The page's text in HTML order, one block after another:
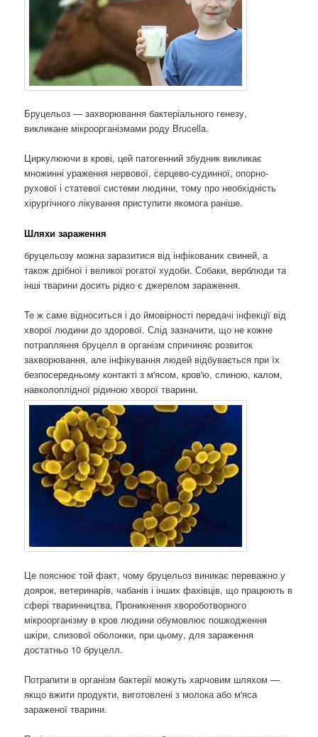
Бруцельоз — захворювання бактеріального генезу,
викликане мікроорганізмами роду Brucella.
Циркулюючи в крові, цей патогенний збудник викликає
множинні ураження нервової, серцево-судинної, опорно-
рухової і статевої системи людини, тому про необхідність
хірургічного лікування приступити якомога раніше.
Шляхи зараження
бруцельозу можна заразитися від інфікованих свиней, а
також дрібної і великої рогатої худоби. Собаки, верблюди та
інші тварини досить рідко є джерелом зараження.
Те ж саме відноситься і до ймовірності передачі інфекції від
хворої людини до здорової. Слід зазначити, що не кожне
потрапляння бруцелл в організм спричиняє розвиток
захворювання, але інфікування людей відбувається при їх
безпосередньому контакті з м'ясом, кров'ю, слиною, калом,
навколоплідної рідиною хворої тварини.
Це пояснює той факт, чому бруцельоз виникає переважно у
доярок, ветеринарів, чабанів і інших фахівців, що працюють в
сфері тваринництва. Проникнення хвороботворного
мікроорганізму в кров людини обумовлює пошкодження
шкіри, слизової оболонки, при цьому, для зараження
достатньо 10 бруцелл.
Потрапити в організм бактерії можуть харчовим шляхом —
якщо вжити продукти, виготовлені з молока або м'яса
зараженої тварини.